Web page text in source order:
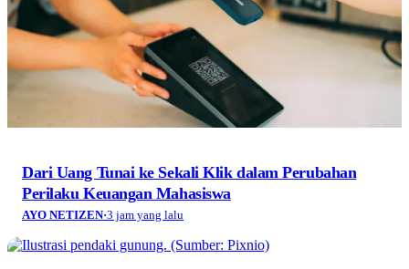
Dari Uang Tunai ke Sekali Klik dalam Perubahan
Perilaku Keuangan Mahasiswa
AYO NETIZEN·3 jam yang lalu